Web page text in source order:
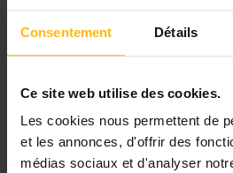
Consentement Détails
Ce site web utilise des cookies.
Les cookies nous permettent de
et les annonces, d'offrir des
médias sociaux et d'analyser
Les plus lus